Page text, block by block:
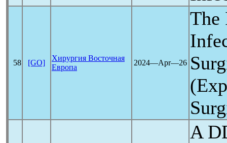
58 [GO]
Хирургия Восточная
Европа
2024―Apr―26
A